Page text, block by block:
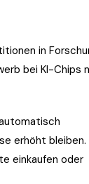
in
bei KI-Chips
erhöht bleiben.
einkaufen oder